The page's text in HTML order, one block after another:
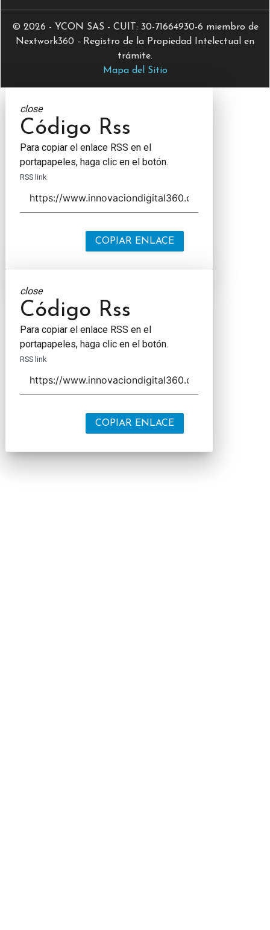
© 2026 - YCON SAS - CUIT: 30-71664930-6 miembro de
Nextwork360 - Registro de la Propiedad Intelectual en
trámite.
Mapa del Sitio
close
Código Rss
Para copiar el enlace RSS en el
portapapeles, haga clic en el botón.
RSS link
COPIAR ENLACE
close
Código Rss
Para copiar el enlace RSS en el
portapapeles, haga clic en el botón.
RSS link
COPIAR ENLACE